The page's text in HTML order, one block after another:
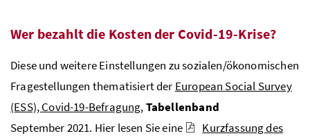
Wer bezahlt die Kosten der Covid-19-Krise?
Diese und weitere Einstellungen zu sozialen/ökonomischen
Fragestellungen thematisiert der European Social Survey
(ESS), Covid-19-Befragung,Tabellenband
September 2021. Hier lesen Sie eine
Kurzfassung des